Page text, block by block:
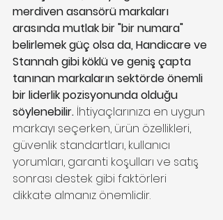
merdiven asansörü markaları
arasında mutlak bir "bir numara"
belirlemek güç olsa da, Handicare ve
Stannah gibi köklü ve geniş çapta
tanınan markaların sektörde önemli
bir liderlik pozisyonunda olduğu
söylenebilir. İhtiyaçlarınıza en uygun
markayı seçerken, ürün özellikleri,
güvenlik standartları, kullanıcı
yorumları, garanti koşulları ve satış
sonrası destek gibi faktörleri
dikkate almanız önemlidir.